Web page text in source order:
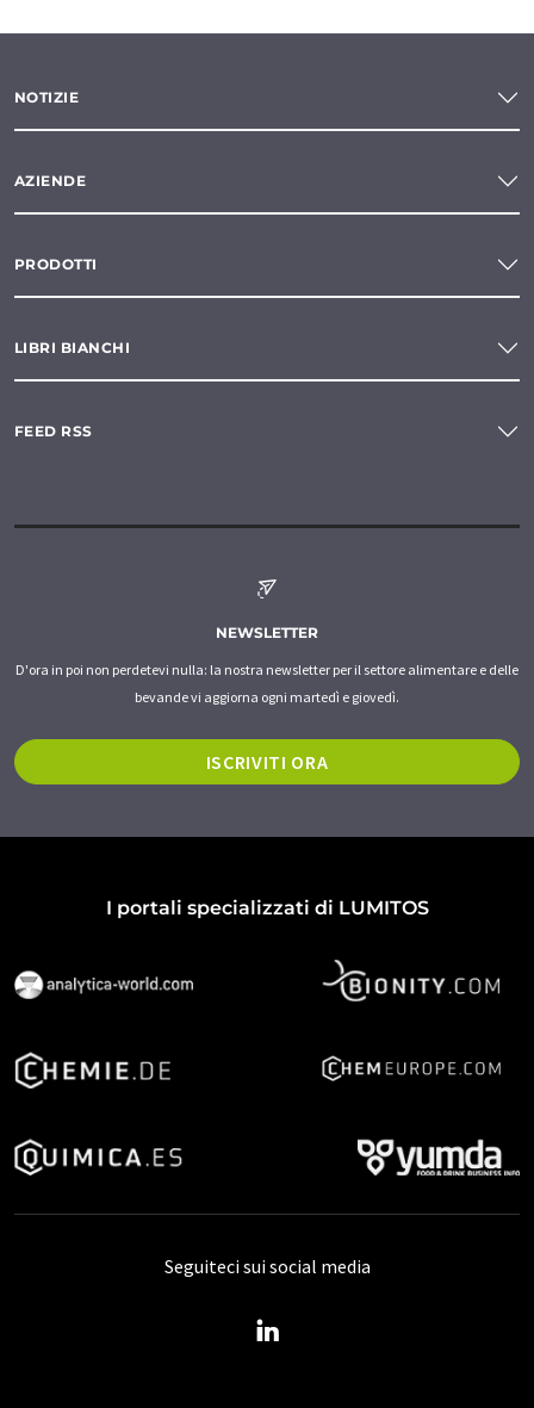
NOTIZIE
AZIENDE
PRODOTTI
LIBRI BIANCHI
FEED RSS
NEWSLETTER
D'ora in poi non perdetevi nulla: la nostra newsletter per il settore alimentare e delle
bevande vi aggiorna ogni martedì e giovedì.
ISCRIVITI ORA
I portali specializzati di LUMITOS
Seguiteci sui social media